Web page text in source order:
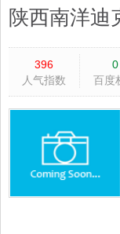
陕西南洋迪
396
人气指数
0
百度